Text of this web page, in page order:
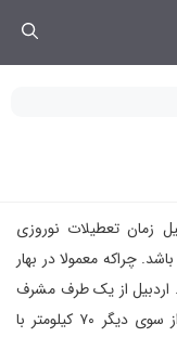
زمان تعطیلات نوروزی
چراکه معمولا در بهار
اردبیل از یک طرف مشرف
به کوه سبلان (سومین کوه بلند کشور) بوده و از سوی دیگر ۷۰ کیلومتر با